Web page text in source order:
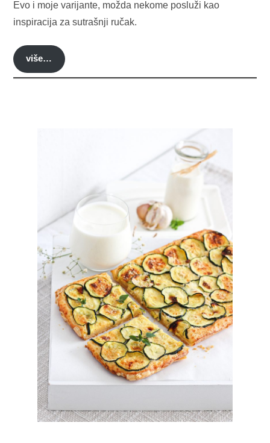
Evo i moje varijante, možda nekome posluži kao
inspiracija za sutrašnji ručak.
više…